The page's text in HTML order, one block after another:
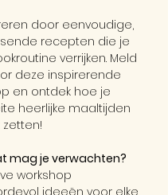
door eenvoudige,
recepten die je
verrijken. Meld
deze inspirerende
en ontdek hoe je
heerlijke maaltijden
mag je verwachten?
workshop